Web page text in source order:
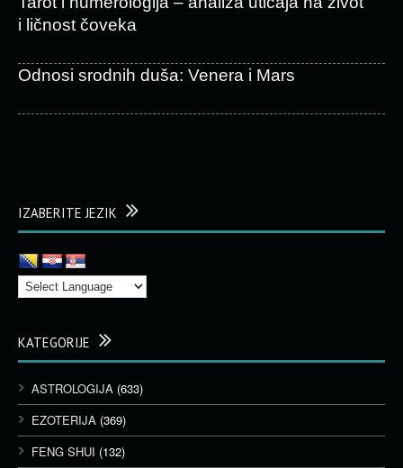
i ličnost čoveka
Odnosi srodnih duša: Venera i Mars
IZABERITE JEZIK
KATEGORIJE
ASTROLOGIJA (633)
EZOTERIJA (369)
FENG SHUI (132)